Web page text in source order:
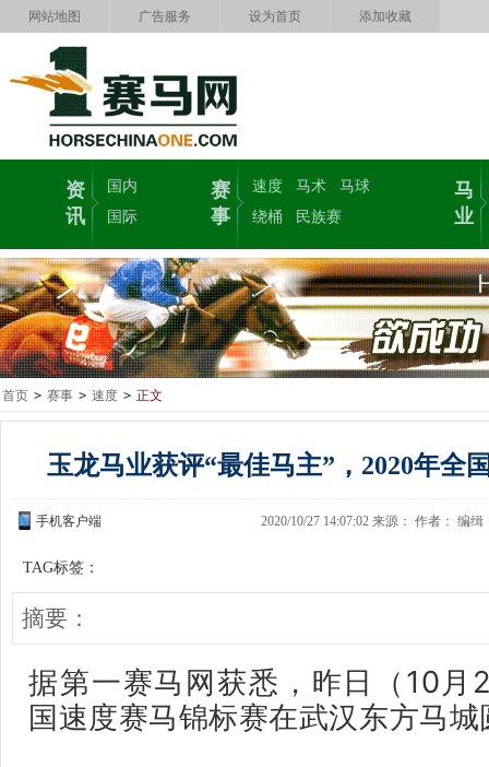
网站地图 广告服务 设为首页 添加收藏
资
讯
国内
国际
赛
事
速度 马术
马球
绕桶
民族赛
马
业
首页 > 赛事 > 速度 > 正文
玉龙马业获评“最佳马主”，2020年全
手机客户端 2020/10/27 14:07:02 来源： 作者： 编缉
TAG标签：
摘要：
据第一赛马网获悉，昨日（10月
国速度赛马锦标赛在武汉东方马